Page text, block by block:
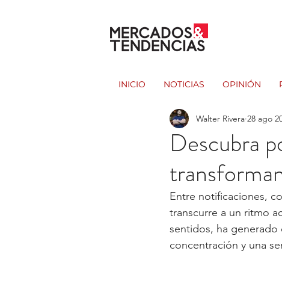
INICIO NOTICIAS OPINIÓN
Descubra
Walter Rivera 28 ago
Entre notificaciones,
transcurre a un ritmo
sentidos, ha
concentración y una